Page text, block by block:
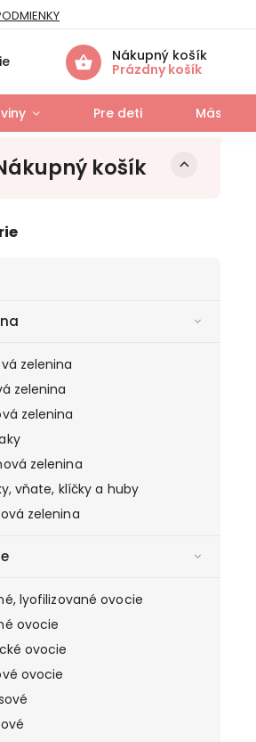
Nákupný košík
Prázdny košík
Pre deti Mäso a
košík
zelenina
zelenina
zelenina
zelenina
vňate, klíčky a huby
zelenina
lyofilizované ovocie
ovocie
ovocie
ovocie